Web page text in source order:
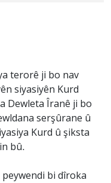
terorê ji bo nav
siyasiyên Kurd
Dewleta Îranê ji bo
serşûrane û
Kurd û şiksta
bû.
bi dîroka